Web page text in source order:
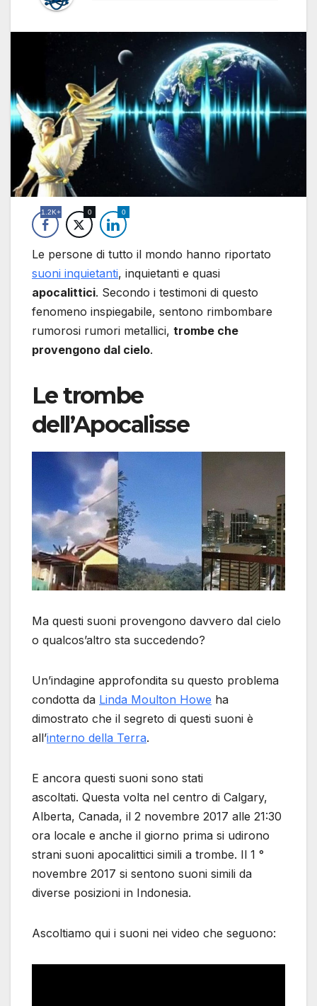
1.2K+ 0 0
Le persone di tutto il mondo hanno riportato
suoni inquietanti, inquietanti e quasi
apocalittici. Secondo i testimoni di questo
fenomeno inspiegabile, sentono rimbombare
rumorosi rumori metallici, trombe che
provengono dal cielo.
Le trombe
dell’Apocalisse
Ma questi suoni provengono davvero dal cielo
o qualcos’altro sta succedendo?
Un’indagine approfondita su questo problema
condotta da Linda Moulton Howe ha
dimostrato che il segreto di questi suoni è
all’interno della Terra.
E ancora questi suoni sono stati
ascoltati. Questa volta nel centro di Calgary,
Alberta, Canada, il 2 novembre 2017 alle 21:30
ora locale e anche il giorno prima si udirono
strani suoni apocalittici simili a trombe. Il 1 °
novembre 2017 si sentono suoni simili da
diverse posizioni in Indonesia.
Ascoltiamo qui i suoni nei video che seguono: